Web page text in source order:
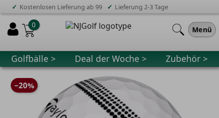
✓ Kostenlosen Lieferung ab 99 ✓ Lieferung 2-3 Tage
Menü
0
Golfbälle > Deal der Woche > Zubehör >
−20%